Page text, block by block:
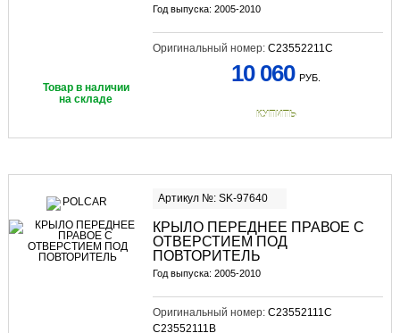
Год выпуска: 2005-2010
Оригинальный номер: C23552211C
Товар в наличии
на складе
10 060 РУБ.
КУПИТЬ
Артикул №: SK-97640
КРЫЛО ПЕРЕДНЕЕ ПРАВОЕ С
ОТВЕРСТИЕМ ПОД
ПОВТОРИТЕЛЬ
Год выпуска: 2005-2010
Оригинальный номер: C23552111C
C23552111B